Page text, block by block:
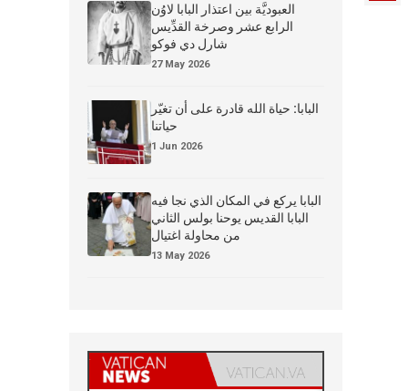
العبوديَّة بين اعتذار البابا لاوُن
الرابع عشر وصرخة القدِّيس
شارل دي فوكو
27 May 2026
البابا: حياة الله قادرة على أن تغيّر
حياتنا
1 Jun 2026
البابا يركع في المكان الذي نجا فيه
البابا القديس يوحنا بولس الثاني
من محاولة اغتيال
13 May 2026